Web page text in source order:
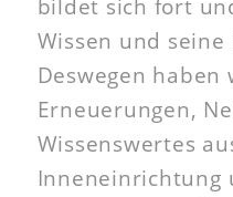
bildet sich fort
Wissen und seine
Deswegen
Erneuerungen,
Wissenswertes
Inneneinrichtung